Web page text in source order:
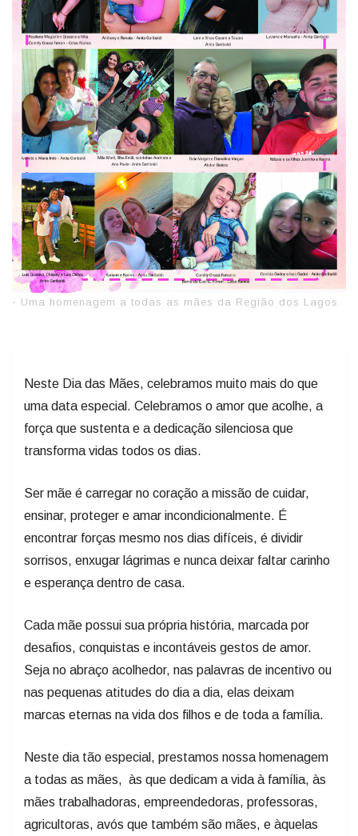
- Uma homenagem a todas as mães da Região dos Lagos
Neste Dia das Mães, celebramos muito mais do que
uma data especial. Celebramos o amor que acolhe, a
força que sustenta e a dedicação silenciosa que
transforma vidas todos os dias.
Ser mãe é carregar no coração a missão de cuidar,
ensinar, proteger e amar incondicionalmente. É
encontrar forças mesmo nos dias difíceis, é dividir
sorrisos, enxugar lágrimas e nunca deixar faltar carinho
e esperança dentro de casa.
Cada mãe possui sua própria história, marcada por
desafios, conquistas e incontáveis gestos de amor.
Seja no abraço acolhedor, nas palavras de incentivo ou
nas pequenas atitudes do dia a dia, elas deixam
marcas eternas na vida dos filhos e de toda a família.
Neste dia tão especial, prestamos nossa homenagem
a todas as mães, às que dedicam a vida à família, às
mães trabalhadoras, empreendedoras, professoras,
agricultoras, avós que também são mães, e àquelas